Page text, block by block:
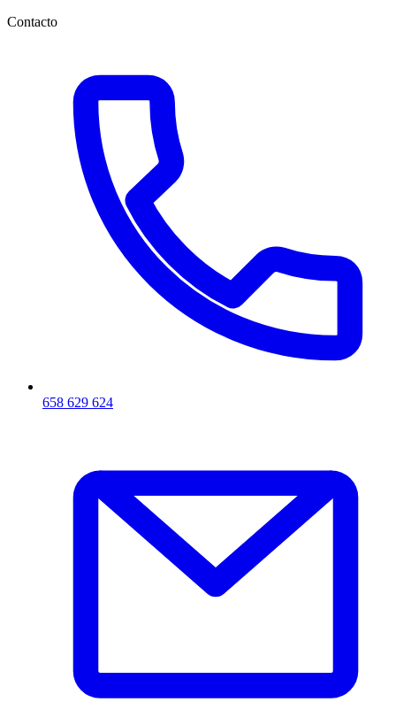
Contacto
658 629 624